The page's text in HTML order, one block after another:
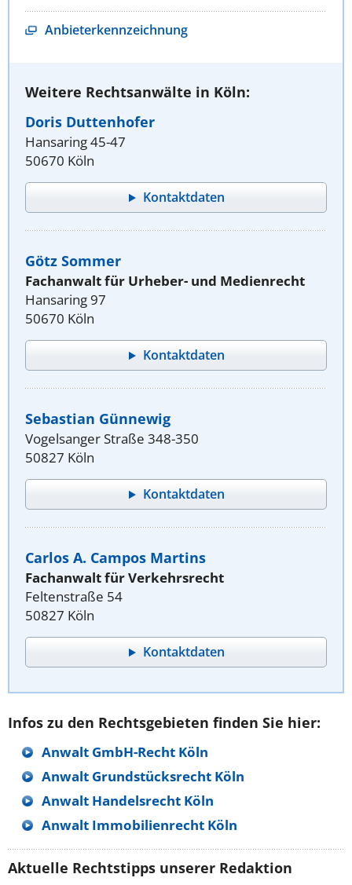
Anbieterkennzeichnung
Weitere Rechtsanwälte in Köln:
Doris Duttenhofer
Hansaring 45-47
50670 Köln
Kontaktdaten
Götz Sommer
Fachanwalt für Urheber- und Medienrecht
Hansaring 97
50670 Köln
Kontaktdaten
Sebastian Günnewig
Vogelsanger Straße 348-350
50827 Köln
Kontaktdaten
Carlos A. Campos Martins
Fachanwalt für Verkehrsrecht
Feltenstraße 54
50827 Köln
Kontaktdaten
Infos zu den Rechtsgebieten finden Sie hier:
Anwalt GmbH-Recht Köln
Anwalt Grundstücksrecht Köln
Anwalt Handelsrecht Köln
Anwalt Immobilienrecht Köln
Aktuelle Rechtstipps unserer Redaktion